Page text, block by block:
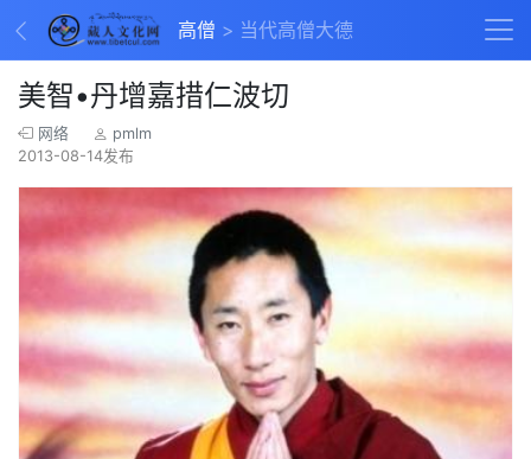
高僧 当代高僧大德
美智•丹增嘉措仁波切
网络
pmlm
2013-08-14发布